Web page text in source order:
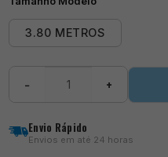
3.80 METROS
Float
− +
Envio Rápido
Envios em até 24 horas